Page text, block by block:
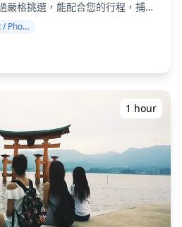
會確認您喜歡的區域是否可以進行
。
嚴格挑選，能配合您的行程，捕捉
攝地點。（請與我們分享您喜歡的
安排一位能說英語/日語的攝影
新交付。我們會對照片進行調
需要，還可以調整情緒和顏色。
，捕捉您在安藝郡府中町的特別時
減少。 ・如果在預定日期前 3 天預
拍攝當天意外下雨，則有三個選項
期和時間，（2）更改地點，或
![]
8a8704ff-71e2-4913-8392-
Photoshoot / Photo tour
1 hour